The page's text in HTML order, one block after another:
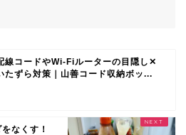
線コードやWi-Fiルーターの目隠し✕
たずら対策｜山善コード収納ボッ...
なくす！